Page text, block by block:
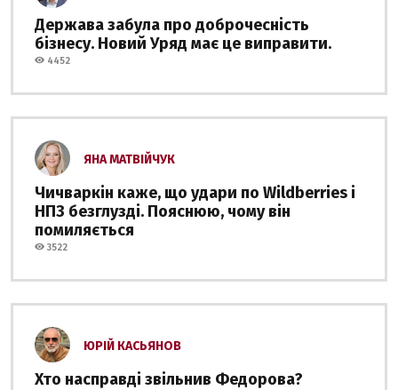
Держава забула про доброчесність
бізнесу. Новий Уряд має це виправити.
4452
ЯНА МАТВІЙЧУК
Чичваркін каже, що удари по Wildberries і
НПЗ безглузді. Пояснюю, чому він
помиляється
3522
ЮРІЙ КАСЬЯНОВ
Хто насправді звільнив Федорова?